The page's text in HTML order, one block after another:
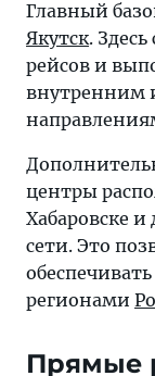
Главный
Якутск.
рейсов и
внутренним
центры
Хабаровске
сети. Это
регионами
Прямые